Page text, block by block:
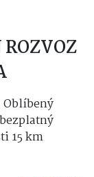
15 km